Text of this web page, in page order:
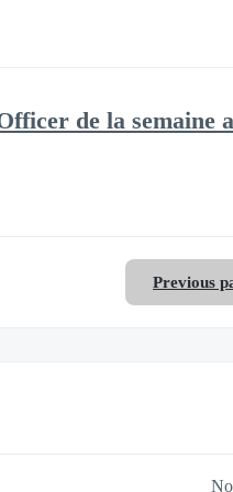
de la semaine
Previous